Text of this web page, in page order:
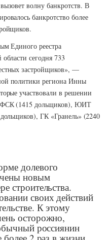
волну банкротств. В
банкротство более
Единого реестра
сегодня 733
застройщиков», —
политики региона Инны
участвовали в решении
ФСК (1415 дольщиков), ЮИТ
ГК «Гранель» (2240
долевого
новым
строительства.
своих действий
К этому
осторожно,
россиянин